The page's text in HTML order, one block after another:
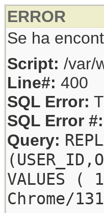
ERROR
Se ha
Script: /var/
Line#: 400
SQL Error:
SQL Error #:
Query:
VALUES
Chrome/